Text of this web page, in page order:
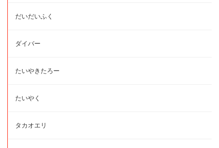
だいだいふく
ダイバー
たいやきたろー
たいやく
タカオエリ